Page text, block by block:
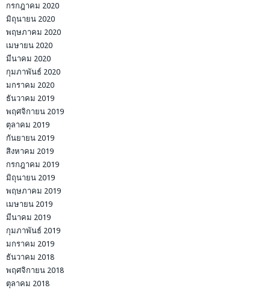
กรกฎาคม 2020
มิถุนายน 2020
พฤษภาคม 2020
เมษายน 2020
มีนาคม 2020
กุมภาพันธ์ 2020
มกราคม 2020
ธันวาคม 2019
พฤศจิกายน 2019
ตุลาคม 2019
กันยายน 2019
สิงหาคม 2019
กรกฎาคม 2019
มิถุนายน 2019
พฤษภาคม 2019
เมษายน 2019
มีนาคม 2019
กุมภาพันธ์ 2019
มกราคม 2019
ธันวาคม 2018
พฤศจิกายน 2018
ตุลาคม 2018